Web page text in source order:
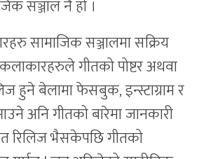
सञ्जाल नै हो ।
सामाजिक सञ्जालमा सक्रिय
गीतको पोष्टर अथवा
हुने बेलामा फेसबुक, इन्स्टाग्राम र
अनि गीतको बारेमा जानकारी
रिलिज भैसकेपछि गीतको